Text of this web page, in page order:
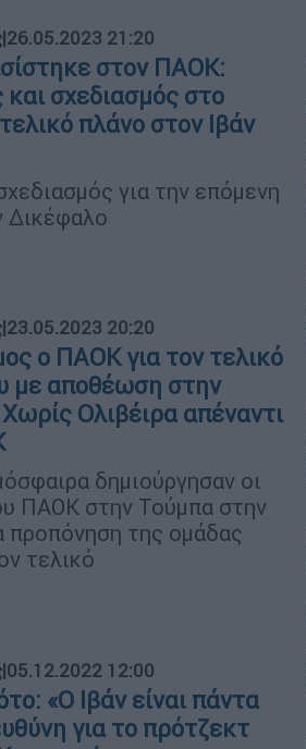
|26.05.2023 21:20
στον ΠΑΟΚ:
και σχεδιασμός στο
πλάνο στον Ιβάν
για την επόμενη
Δικέφαλο
|23.05.2023 20:20
ο ΠΑΟΚ για τον τελικό
με αποθέωση στην
Ολιβέιρα απέναντι
δημιούργησαν οι
ΠΑΟΚ στην Τούμπα στην
προπόνηση της ομάδας
τελικό
|05.12.2022 12:00
«Ο Ιβάν είναι πάντα
για το πρότζεκτ